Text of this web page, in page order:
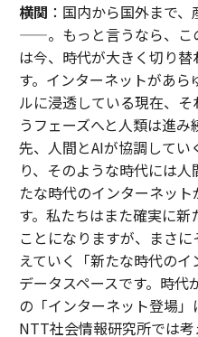
横関 ：国内から国外まで
——。もっと言うなら、こ
は今、時代が大きく切り
す。インターネットがあ
ルに浸透している現在、
うフェーズへと人類は進
先、人間とAIが協調して
り、そのような時代には
たな時代のインターネッ
す。私たちはまた確実に新
ことになりますが、まさ
えていく「新たな時代の
データスペースです。時
の「インターネット登場」
NTT社会情報研究所では考